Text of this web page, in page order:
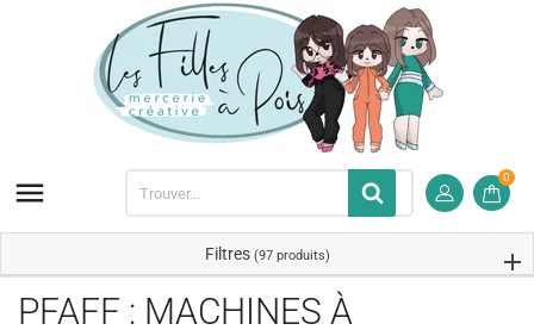
 0
Filtres (97 produits)
PFAFF : MACHINES À